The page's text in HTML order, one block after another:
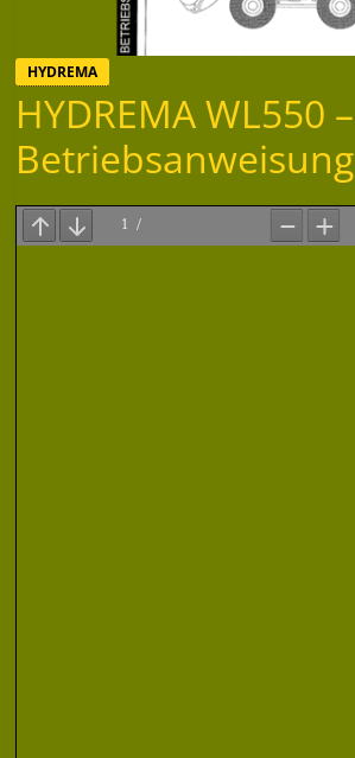
HYDREMA
HYDREMA WL550 –
Betriebsanweisung